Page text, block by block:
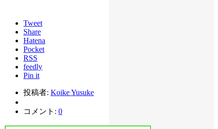
Tweet
Share
Hatena
Pocket
RSS
feedly
Pin it
投稿者: Koike Yusuke
コメント: 0